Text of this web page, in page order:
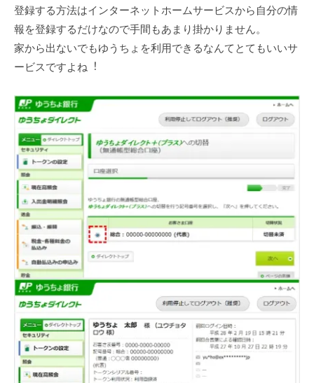
登録する⽅法はインターネットホームサービスから⾃分の情
報を登録するだけなので⼿間もあまり掛かりません。
家から出ないでもゆうちょを利⽤できるなんてとてもいいサ
ービスですよね︕